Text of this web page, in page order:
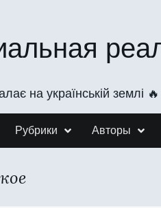
на українській землі 🔥
Рубрики Авторы